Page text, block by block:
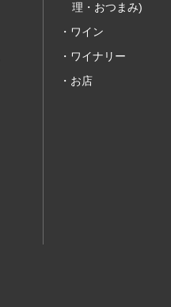
理・おつまみ)
ワイン
ワイナリー
お店